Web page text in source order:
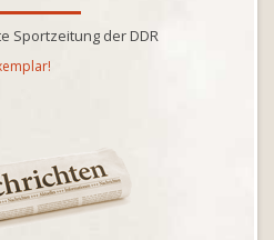
Sportzeitung der DDR